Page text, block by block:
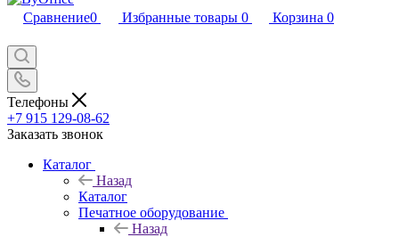
Сравнение0 Избранные товары 0 Корзина 0
Телефоны
+7 915 129-08-62
Заказать звонок
Каталог
Назад
Каталог
Печатное оборудование
Назад